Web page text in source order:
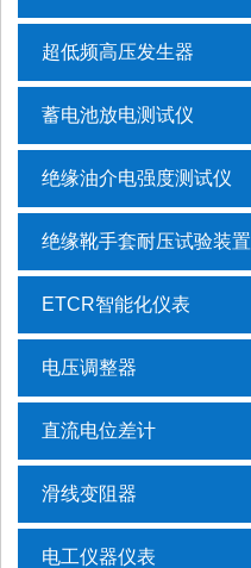
超低频高压发生器
蓄电池放电测试仪
绝缘油介电强度测试仪
绝缘靴手套耐压试验装置
ETCR智能化仪表
电压调整器
直流电位差计
滑线变阻器
电工仪器仪表